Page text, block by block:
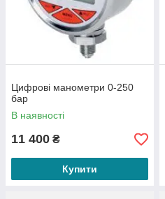
ГАРАНТОВАНА
Наша компанія є
німецького виробника в
Продукція відповідає
виробника
Цифрові манометри 0-250
бар
В наявності
11 400 ₴
Купити